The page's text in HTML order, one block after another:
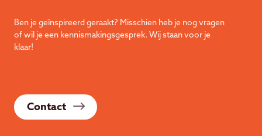
Ben je geïnspireerd geraakt? Misschien heb je nog vragen
of wil je een kennismakingsgesprek. Wij staan voor je
klaar!
Contact